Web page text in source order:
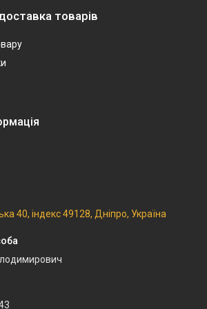
товарів
40, індекс 49128, Дніпро, Україна